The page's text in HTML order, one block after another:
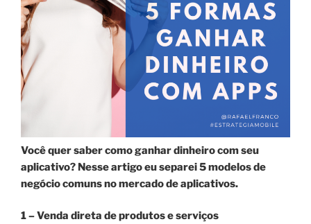
Você quer saber como ganhar dinheiro com seu
aplicativo? Nesse artigo eu separei 5 modelos de
negócio comuns no mercado de aplicativos.
1 – Venda direta de produtos e serviços